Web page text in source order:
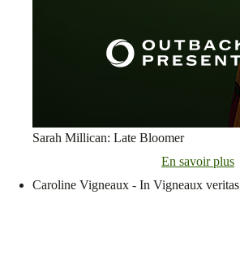
Sarah Millican: Late Bloomer
En savoir plus
Caroline Vigneaux - In Vigneaux veritas